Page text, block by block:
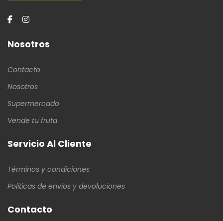
Nosotros
Contacto
Nosotros
Supermercado
Vende tu fruta
Servicio Al Cliente
Términos y condiciones
Políticas de envíos y devoluciones
Contacto